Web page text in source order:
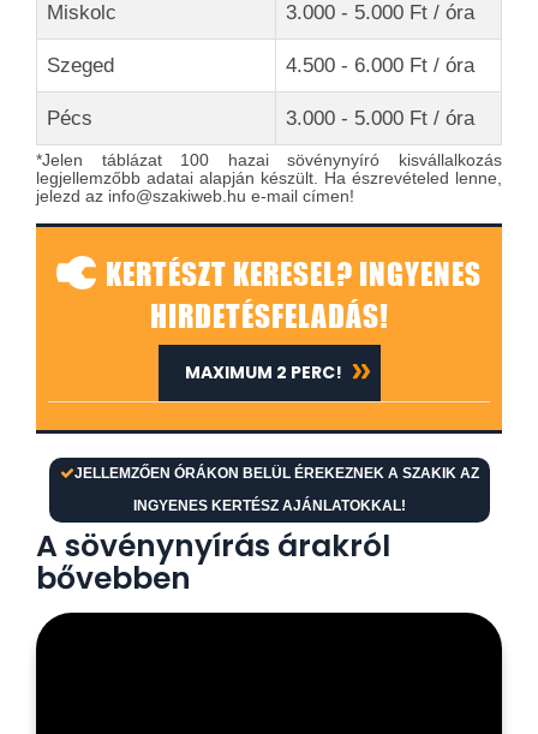
Miskolc 3.000 - 5.000 Ft / óra
Szeged 4.500 - 6.000 Ft / óra
Pécs 3.000 - 5.000 Ft / óra
*Jelen táblázat 100 hazai sövénynyíró kisvállalkozás
legjellemzőbb adatai alapján készült. Ha észrevételed lenne,
jelezd az info@szakiweb.hu e-mail címen!
KERTÉSZT KERESEL? INGYENES
HIRDETÉSFELADÁS!
JELLEMZŐEN ÓRÁKON BELÜL ÉREKEZNEK A SZAKIK AZ
INGYENES KERTÉSZ AJÁNLATOKKAL!
MAXIMUM 2 PERC!
A sövénynyírás árakról
bővebben